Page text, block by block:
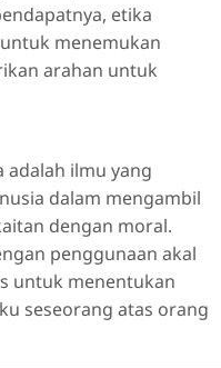
etika
menemukan
arahan untuk
adalah ilmu yang
dalam mengambil
dengan moral.
penggunaan akal
untuk menentukan
seseorang atas orang